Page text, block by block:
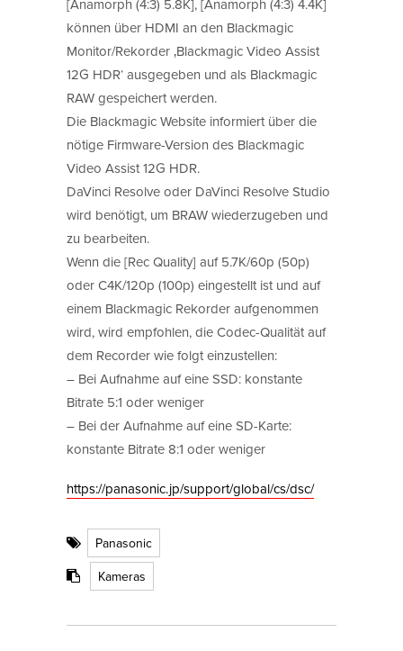
[Anamorph (4:3) 5.8K], [Anamorph (4:3) 4.4K]
können über HDMI an den Blackmagic
Monitor/Rekorder ‚Blackmagic Video Assist
12G HDR‘ ausgegeben und als Blackmagic
RAW gespeichert werden.
Die Blackmagic Website informiert über die
nötige Firmware-Version des Blackmagic
Video Assist 12G HDR.
DaVinci Resolve oder DaVinci Resolve Studio
wird benötigt, um BRAW wiederzugeben und
zu bearbeiten.
Wenn die [Rec Quality] auf 5.7K/60p (50p)
oder C4K/120p (100p) eingestellt ist und auf
einem Blackmagic Rekorder aufgenommen
wird, wird empfohlen, die Codec-Qualität auf
dem Recorder wie folgt einzustellen:
– Bei Aufnahme auf eine SSD: konstante
Bitrate 5:1 oder weniger
– Bei der Aufnahme auf eine SD-Karte:
konstante Bitrate 8:1 oder weniger
https://panasonic.jp/support/global/cs/dsc/
Panasonic
Kameras